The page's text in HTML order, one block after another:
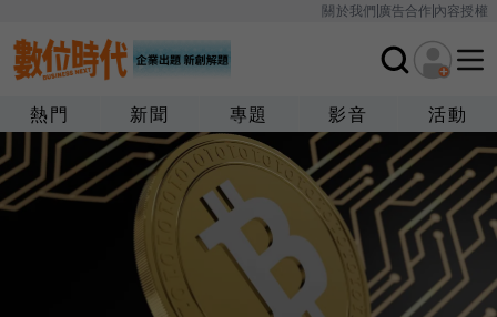
關於我們廣告合作內容授權
熱門 新聞 專題 影音 活動